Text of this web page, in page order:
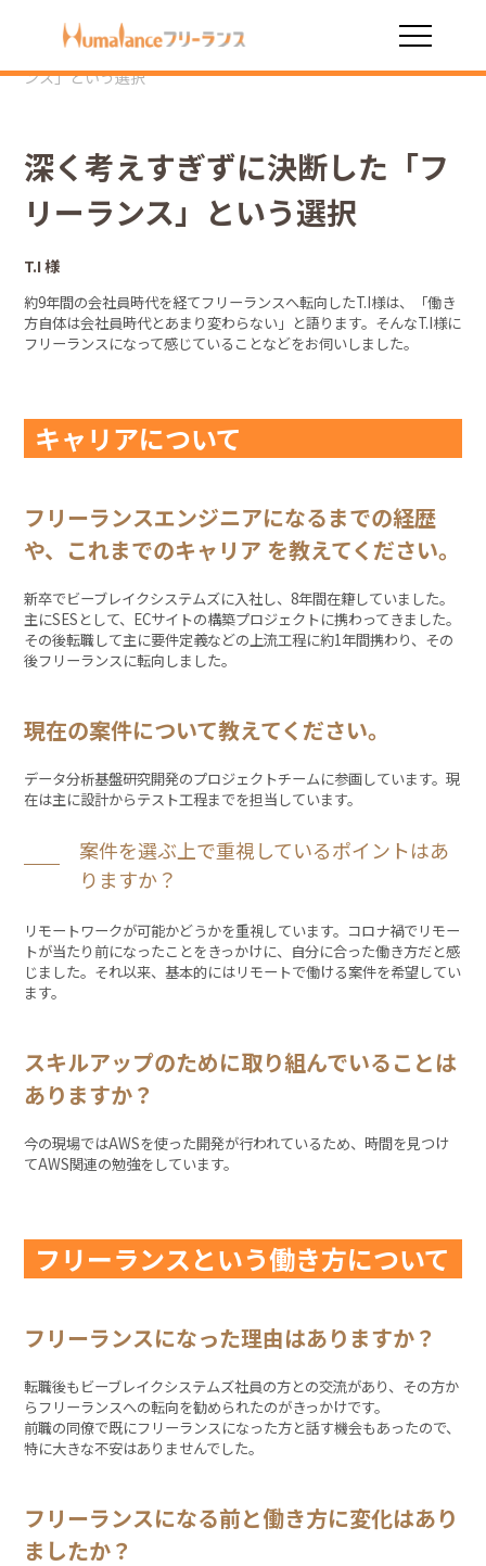
HOME インタビュー
ンス」という選択
深く考えすぎずに決断した「フ
リーランス」という選択
T.I 様
約9年間の会社員時代を経てフリーランスへ転向したT.I様は、「働き
方自体は会社員時代とあまり変わらない」と語ります。そんなT.I様に
フリーランスになって感じていることなどをお伺いしました。
キャリアについて
フリーランスエンジニアになるまでの経歴
や、これまでのキャリア を教えてください。
新卒でビーブレイクシステムズに入社し、8年間在籍していました。
主にSESとして、ECサイトの構築プロジェクトに携わってきました。
その後転職して主に要件定義などの上流工程に約1年間携わり、その
後フリーランスに転向しました。
現在の案件について教えてください。
データ分析基盤研究開発のプロジェクトチームに参画しています。現
在は主に設計からテスト工程までを担当しています。
案件を選ぶ上で重視しているポイントはあ
りますか？
リモートワークが可能かどうかを重視しています。コロナ禍でリモー
トが当たり前になったことをきっかけに、自分に合った働き方だと感
じました。それ以来、基本的にはリモートで働ける案件を希望してい
ます。
スキルアップのために取り組んでいることは
ありますか？
今の現場ではAWSを使った開発が行われているため、時間を見つけ
てAWS関連の勉強をしています。
フリーランスという働き方について
フリーランスになった理由はありますか？
転職後もビーブレイクシステムズ社員の方との交流があり、その方か
らフリーランスへの転向を勧められたのがきっかけです。
前職の同僚で既にフリーランスになった方と話す機会もあったので、
特に大きな不安はありませんでした。
フリーランスになる前と働き方に変化はあり
ましたか？